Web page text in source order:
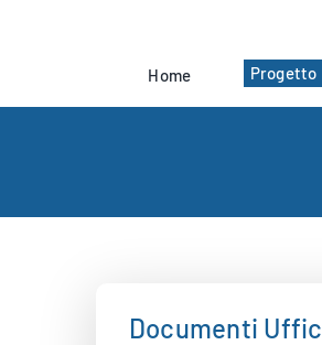
Home Progetto
Documenti